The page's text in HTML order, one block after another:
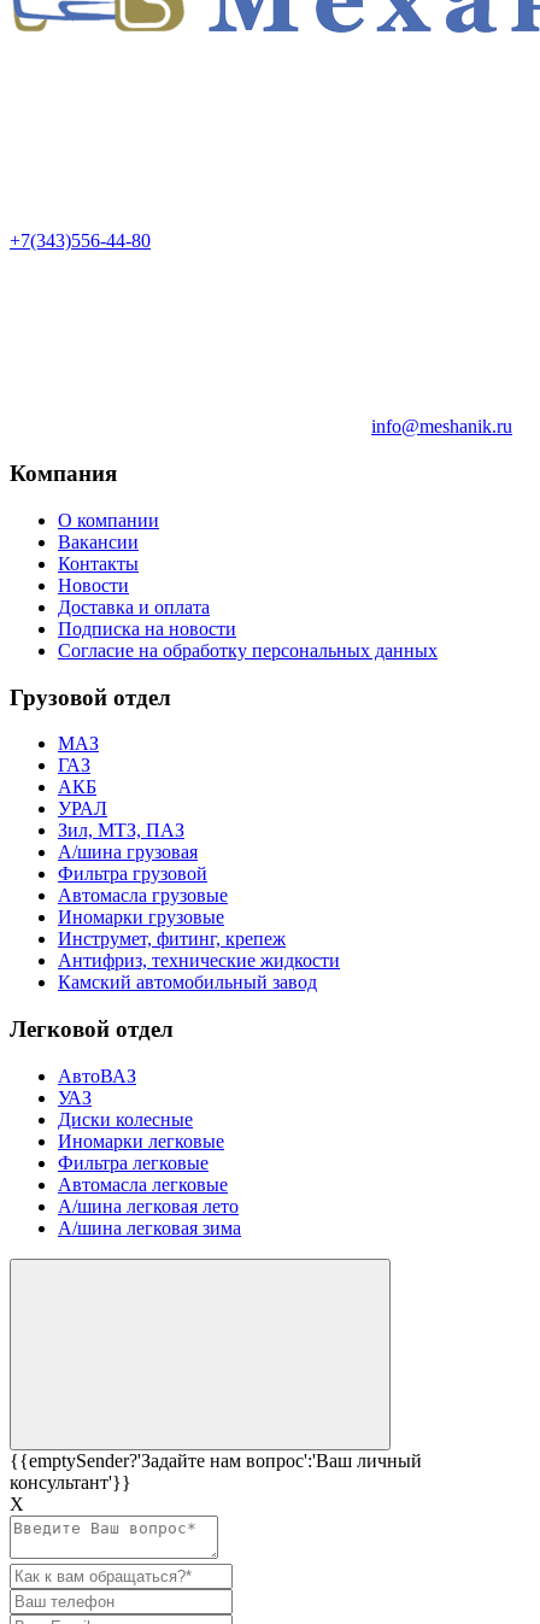
+7(343)556-44-80
info@meshanik.ru
Компания
О компании
Вакансии
Контакты
Новости
Доставка и оплата
Подписка на новости
Согласие на обработку персональных данных
Грузовой отдел
МАЗ
ГАЗ
АКБ
УРАЛ
Зил, МТЗ, ПАЗ
А/шина грузовая
Фильтра грузовой
Автомасла грузовые
Иномарки грузовые
Инструмет, фитинг, крепеж
Антифриз, технические жидкости
Камский автомобильный завод
Легковой отдел
АвтоВАЗ
УАЗ
Диски колесные
Иномарки легковые
Фильтра легковые
Автомасла легковые
А/шина легковая лето
А/шина легковая зима
{{emptySender?'Задайте нам вопрос':'Ваш личный
консультант'}}
Х